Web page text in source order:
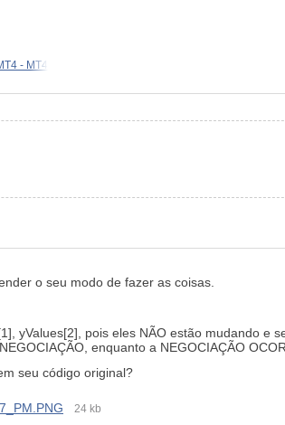
- MT4
o seu modo de fazer as coisas.
yValues[2] pois eles NÃO estão mudando e
enquanto a NEGOCIAÇÃO
seu código original?
24 kb